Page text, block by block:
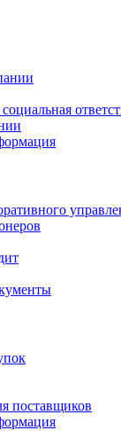
поставщиков